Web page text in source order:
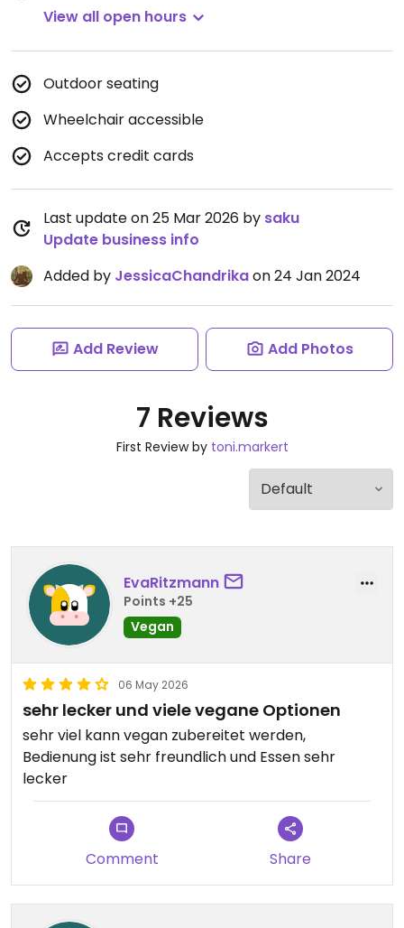
View all open hours
Outdoor seating
Wheelchair accessible
Accepts credit cards
Last update on 25 Mar 2026 by saku
Update business info
Added by JessicaChandrikaon 24 Jan 2024
Add Review Add Photos
7 Reviews
First Review by toni.markert
EvaRitzmann
Points +25
Vegan
06 May 2026
sehr lecker und viele vegane Optionen
sehr viel kann vegan zubereitet werden,
Bedienung ist sehr freundlich und Essen sehr
lecker
Comment Share